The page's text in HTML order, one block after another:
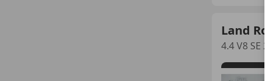
Land
4.4 V8